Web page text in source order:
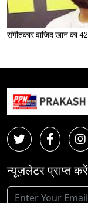
न्यूज़लेटर प्राप्त